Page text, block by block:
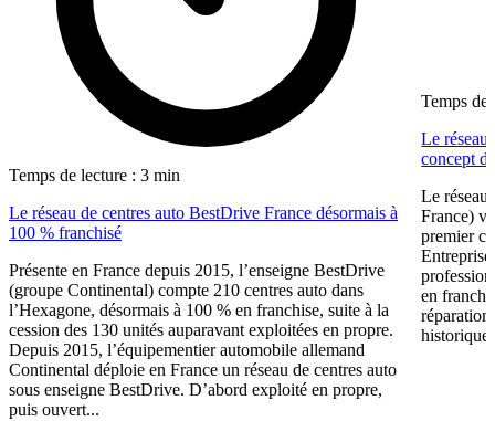
Temps de lecture : 3 min
Le réseau de centres auto BestDrive France désormais à
100 % franchisé
Présente en France depuis 2015, l’enseigne BestDrive
(groupe Continental) compte 210 centres auto dans
l’Hexagone, désormais à 100 % en franchise, suite à la
cession des 130 unités auparavant exploitées en propre.
Depuis 2015, l’équipementier automobile allemand
Continental déploie en France un réseau de centres auto
sous enseigne BestDrive. D’abord exploité en propre,
puis ouvert...
Temps de
Le réseau
concept
Le réseau
France)
premier
en
historique